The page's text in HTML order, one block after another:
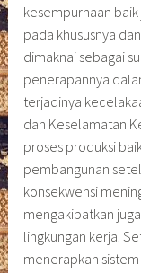
kesempurnaan
pada khususnya
dimaknai sebagai
penerapannya
terjadinya
dan Keselamatan
proses produksi
pembangunan
konsekwensi
mengakibatkan
lingkungan kerja.
menerapkan